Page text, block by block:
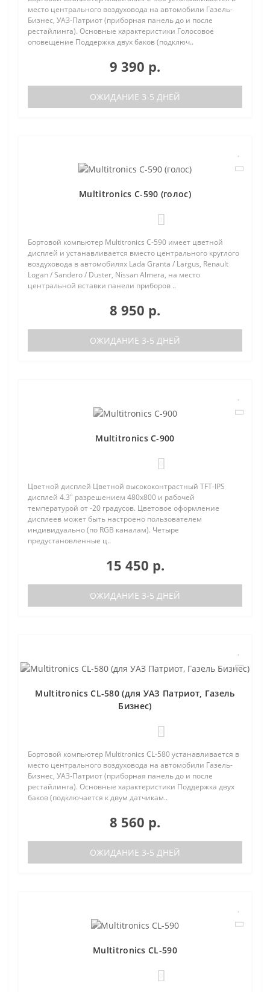
место центрального воздуховода на автомобили Газель-
Бизнес, УАЗ-Патриот (приборная панель до и после
рестайлинга). Основные характеристики Голосовое
оповещение Поддержка двух баков (подключ..
9 390 р.
ОЖИДАНИЕ 3-5 ДНЕЙ
Multitronics C-590 (голос)
Бортовой компьютер Multitronics C-590 имеет цветной
дисплей и устанавливается вместо центрального круглого
воздуховода в автомобилях Lada Granta / Largus, Renault
Logan / Sandero / Duster, Nissan Almera, на место
центральной вставки панели приборов ..
8 950 р.
ОЖИДАНИЕ 3-5 ДНЕЙ
Multitronics C-900
Цветной дисплей Цветной высококонтрастный TFT-IPS
дисплей 4.3" разрешением 480х800 и рабочей
температурой от -20 градусов. Цветовое оформление
дисплеев может быть настроено пользователем
индивидуально (по RGB каналам). Четыре
предустановленные ц..
15 450 р.
ОЖИДАНИЕ 3-5 ДНЕЙ
Multitronics CL-580 (для УАЗ Патриот, Газель
Бизнес)
Бортовой компьютер Multitronics CL-580 устанавливается в
место центрального воздуховода на автомобили Газель-
Бизнес, УАЗ-Патриот (приборная панель до и после
рестайлинга). Основные характеристики Поддержка двух
баков (подключается к двум датчикам..
8 560 р.
ОЖИДАНИЕ 3-5 ДНЕЙ
Multitronics CL-590